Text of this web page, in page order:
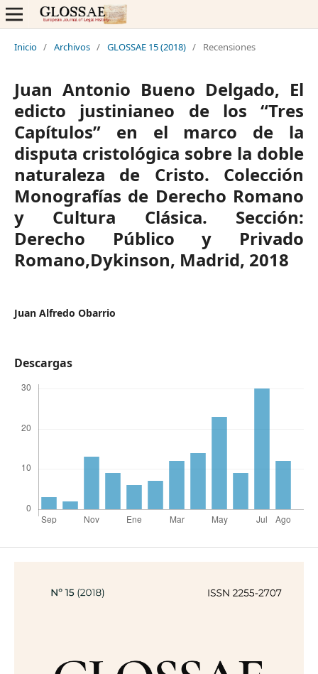
Inicio / Archivos / GLOSSAE 15 (2018) / Recensiones
Juan Antonio Bueno Delgado, El
edicto justinianeo de los “Tres
Capítulos” en el marco de la
disputa cristológica sobre la doble
naturaleza de Cristo. Colección
Monografías de Derecho Romano
y Cultura Clásica. Sección:
Derecho Público y Privado
Romano,Dykinson, Madrid, 2018
Juan Alfredo Obarrio
Descargas